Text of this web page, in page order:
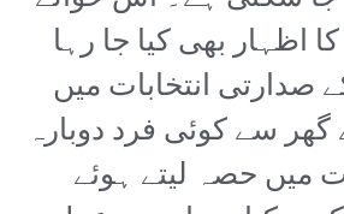
بھی کیا جا رہا
2024ء کے صدارتی انتخابات میں
سے کوئی فرد دوبارہ
میں حصہ لیتے ہوئے